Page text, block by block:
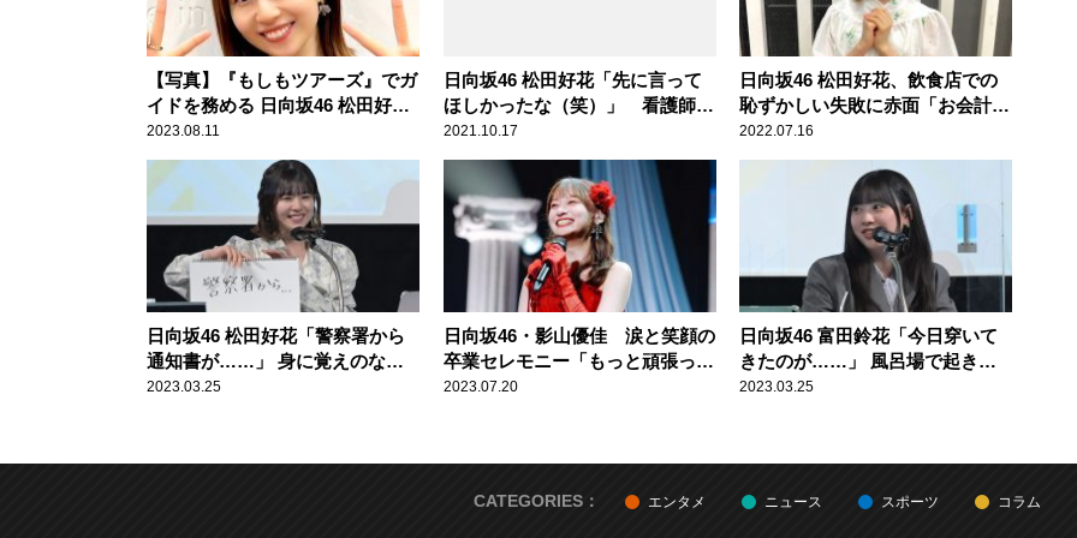
【写真】『もしもツアーズ』でガ
イドを務める 日向坂46 松田好花
の笑顔
2023.08.11
日向坂46 松田好花「先に言って
ほしかったな（笑）」 看護師か
らの思わぬ“告白”で頭が真っ白に
なった顛末を明かす
2021.10.17
日向坂46 松田好花、飲食店での
恥ずかしい失敗に赤面「お会計し
ようとしたら店員さんが……」
2022.07.16
日向坂46 松田好花「警察署から
通知書が……」 身に覚えのな
い“事件”を語る
2023.03.25
日向坂46・影山優佳 涙と笑顔の
卒業セレモニー「もっと頑張って
はいつくばって生きていきま
える
2023.07.20
日向坂46 富田鈴花「今日穿いて
きたのが……」 風呂場で起き
た“大惨事”を明かす
2023.03.25
CATEGORIES： エンタメ ニュース スポーツ コラム